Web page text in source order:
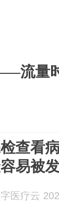
流量
查看
易被
医疗云